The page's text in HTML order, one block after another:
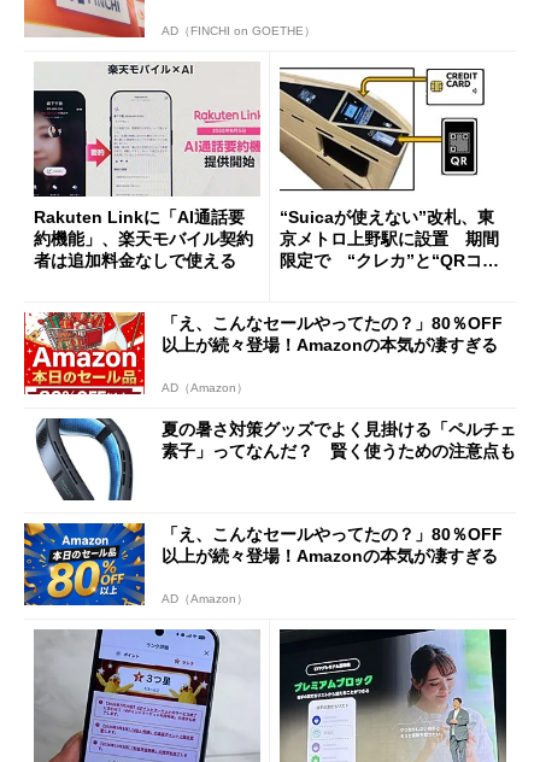
AD（FINCHI on GOETHE）
Rakuten Linkに「AI通話要
約機能」、楽天モバイル契約
者は追加料金なしで使える
“Suicaが使えない”改札、東
京メトロ上野駅に設置 期間
限定で “クレカ”と“QRコー
「え、こんなセールやってたの？」80％OFF
以上が続々登場！Amazonの本気が凄すぎる
AD（Amazon）
夏の暑さ対策グッズでよく見掛ける「ペルチェ
素子」ってなんだ？ 賢く使うための注意点も
「え、こんなセールやってたの？」80％OFF
以上が続々登場！Amazonの本気が凄すぎる
AD（Amazon）